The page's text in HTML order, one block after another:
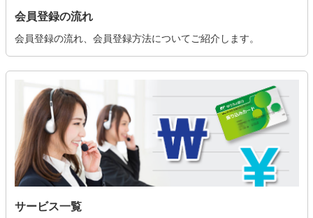
会員登録の流れ
会員登録の流れ、会員登録方法についてご紹介します。
サービス一覧